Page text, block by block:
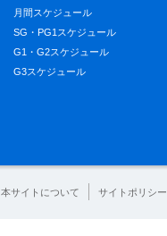
月間スケジュール
SG・PG1スケジュール
G1・G2スケジュール
G3スケジュール
本サイトについて サイトポリシー